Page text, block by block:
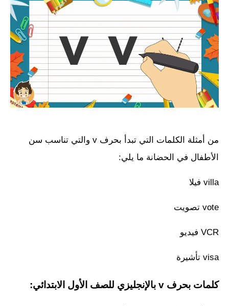
من أمثلة الكلمات التي تبدأ بحرف v والتي تناسب سن
الأطفال في الحضانة ما يلي:
villa فيلا
vote تصويت
VCR فيديو
visa تأشيرة
كلمات بحرف v بالإنجليزي للصف الأول الابتدائي: